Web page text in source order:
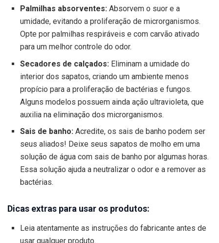
Palmilhas absorventes: Absorvem o suor e a
umidade, evitando a proliferação de microrganismos.
Opte por palmilhas respiráveis e com carvão ativado
para um melhor controle do odor.
Secadores de calçados: Eliminam a umidade do
interior dos sapatos, criando um ambiente menos
propício para a proliferação de bactérias e fungos.
Alguns modelos possuem ainda ação ultravioleta, que
auxilia na eliminação dos microrganismos.
Sais de banho:Acredite, os sais de banho podem ser
seus aliados! Deixe seus sapatos de molho em uma
solução de água com sais de banho por algumas horas.
Essa solução ajuda a neutralizar o odor e a remover as
bactérias.
Dicas extras para usar os produtos:
Leia atentamente as instruções do fabricante antes de
usar qualquer produto.